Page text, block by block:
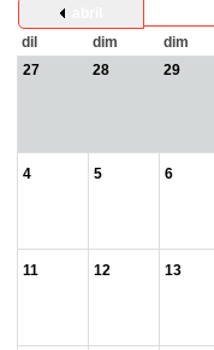
dil
dim dim
27
28 29
4 5 6
11 12 13